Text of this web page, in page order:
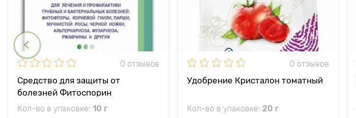
0 отзывов
Средство для защиты от
болезней Фитоспорин
Кол-во в упаковке: 10 г
0 отзывов
Удобрение Кристалон томатный
Кол-во в упаковке: 20 г